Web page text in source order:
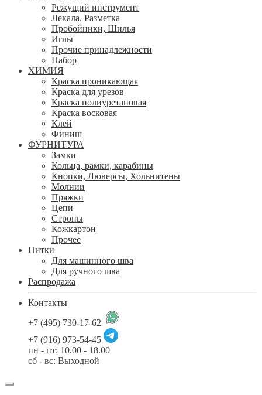
Режущий инструмент
Лекала, Разметка
Пробойники, Шилья
Иглы
Прочие принадлежности
Набор
ХИМИЯ
Краска проникающая
Краска для урезов
Краска полиуретановая
Краска восковая
Клей
Финиш
ФУРНИТУРА
Замки
Кольца, рамки, карабины
Кнопки, Люверсы, Хольнитены
Молнии
Пряжки
Цепи
Стропы
Кожкартон
Прочее
Нитки
Для машинного шва
Для ручного шва
Распродажа
Контакты
+7 (495) 730-17-62
+7 (916) 973-54-45
пн - пт: 10.00 - 18.00
сб - вс: Выходной